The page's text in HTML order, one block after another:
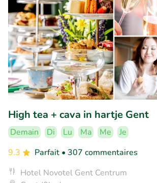
High tea + cava in hartje Gent
Demain Di Lu Ma Me
Je
9.3
Parfait • 307 commentaires
Hotel Novotel Gent Centrum